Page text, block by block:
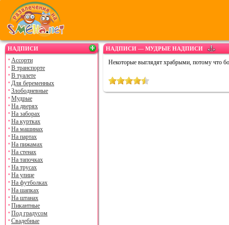
НАДПИСИ
Ассорти
В транспорте
В туалете
Для беременных
Злободневные
Мудрые
На дверях
На заборах
На куртках
На машинах
На партах
На пижамах
На стенах
На тапочках
На трусах
На улице
На футболках
На шапках
На штанах
Пикантные
Под градусом
Свадебные
НАДПИСИ — МУДРЫЕ НАДПИСИ
Некоторые выглядят храбрыми, потому что